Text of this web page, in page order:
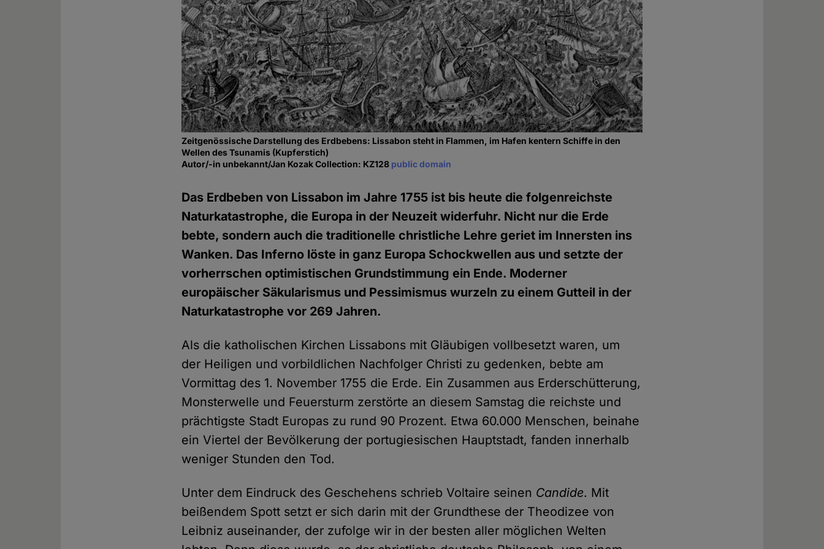
Zeitgenössische Darstellung des Erdbebens: Lissabon steht in Flammen, im Hafen kentern Schiffe in den
Wellen des Tsunamis (Kupferstich)
Autor/-in unbekannt/Jan Kozak Collection: KZ128 public domain
Das Erdbeben von Lissabon im Jahre 1755 ist bis heute die folgenreichste
Naturkatastrophe, die Europa in der Neuzeit widerfuhr. Nicht nur die Erde
bebte, sondern auch die traditionelle christliche Lehre geriet im Innersten ins
Wanken. Das Inferno löste in ganz Europa Schockwellen aus und setzte der
vorherrschen optimistischen Grundstimmung ein Ende. Moderner
europäischer Säkularismus und Pessimismus wurzeln zu einem Gutteil in der
Naturkatastrophe vor 269 Jahren.
Als die katholischen Kirchen Lissabons mit Gläubigen vollbesetzt waren, um
der Heiligen und vorbildlichen Nachfolger Christi zu gedenken, bebte am
Vormittag des 1. November 1755 die Erde. Ein Zusammen aus Erderschütterung,
Monsterwelle und Feuersturm zerstörte an diesem Samstag die reichste und
prächtigste Stadt Europas zu rund 90 Prozent. Etwa 60.000 Menschen, beinahe
ein Viertel der Bevölkerung der portugiesischen Hauptstadt, fanden innerhalb
weniger Stunden den Tod.
Unter dem Eindruck des Geschehens schrieb Voltaire seinen Candide. Mit
beißendem Spott setzt er sich darin mit der Grundthese der Theodizee von
Leibniz auseinander, der zufolge wir in der besten aller möglichen Welten